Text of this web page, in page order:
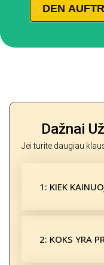
DEN
Dažnai
Jei turite daugiau
1: KIEK
2: KOKS YRA